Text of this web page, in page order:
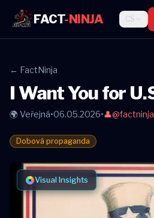
FACT-NINJA CS
← FactNinja
I Want You for
🌍 Veřejná•06.05.2026•👤
Dobová propaganda
Visual Insights